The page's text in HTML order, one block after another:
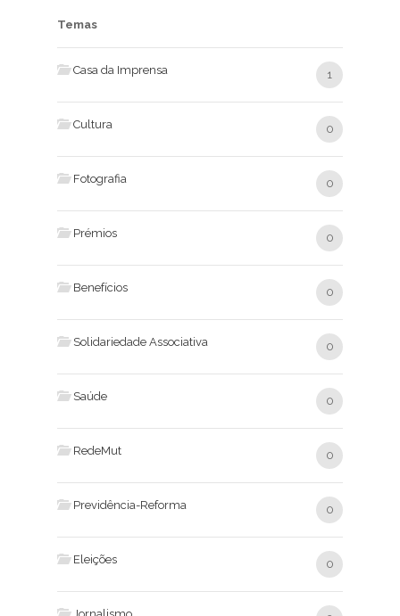
Temas
Casa da Imprensa 1
Cultura 0
Fotografia 0
Prémios 0
Benefícios 0
Solidariedade Associativa 0
Saúde 0
RedeMut 0
Previdência-Reforma 0
Eleições 0